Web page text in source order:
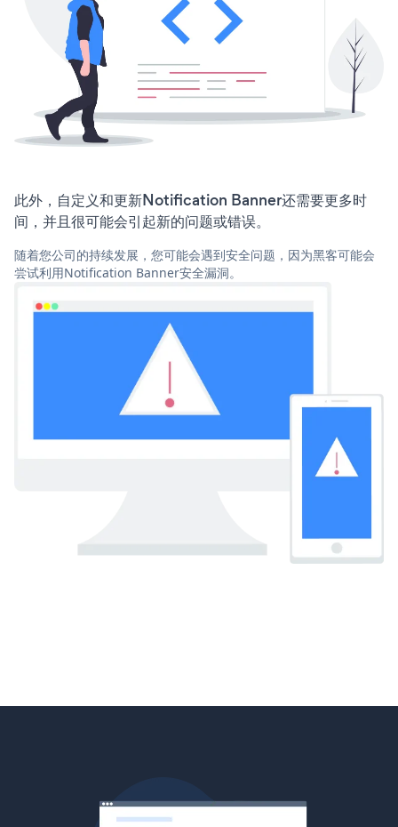
此外，自定义和更新Notification Banner还需要更多时
间，并且很可能会引起新的问题或错误。
随着您公司的持续发展，您可能会遇到安全问题，因为黑客可能会
尝试利用Notification Banner安全漏洞。